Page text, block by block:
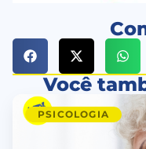
Você
PSICOLOGIA